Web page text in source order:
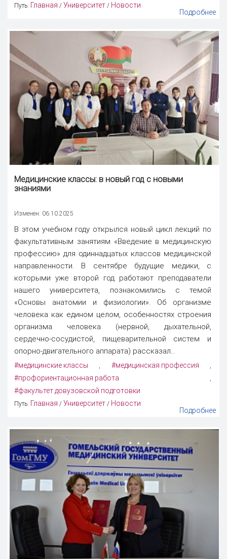
Путь: Главная / Университет / Новости
Подробнее
Медицинские классы: в новый год с новыми
знаниями
Изменен: 06.10.2025
В этом учебном году открылся новый цикл лекций по
факультативным занятиям «Введение в медицинскую
профессию» для одиннадцатых классов медицинской
направленности. В сентябре будущие медики, с
которыми уже второй год работают преподаватели
нашего университета, познакомились с темой
«Основы анатомии и физиологии». Об организме
человека как едином целом, особенностях строения
организма человека (нервной, дыхательной,
сердечно-сосудистой, пищеварительной систем и
опорно-двигательного аппарата) рассказал...
#медицинские классы , #медицинская профессия ,
#профориентационная работа ,
#факультет довузовской подготовки
Путь: Главная / Университет / Новости
Подробнее